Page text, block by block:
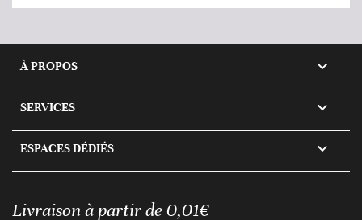
À PROPOS 
SERVICES 
ESPACES DÉDIÉS 
Livraison à partir de 0,01€